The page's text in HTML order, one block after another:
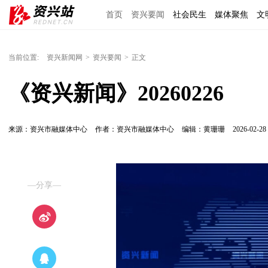
首页 资兴要闻 社会民生 媒体聚焦 文
当前位置: 资兴新闻网 > 资兴要闻 > 正文
《资兴新闻》20260226
来源：资兴市融媒体中心 作者：资兴市融媒体中心 编辑：黄珊珊 2026-02-28
—分享—